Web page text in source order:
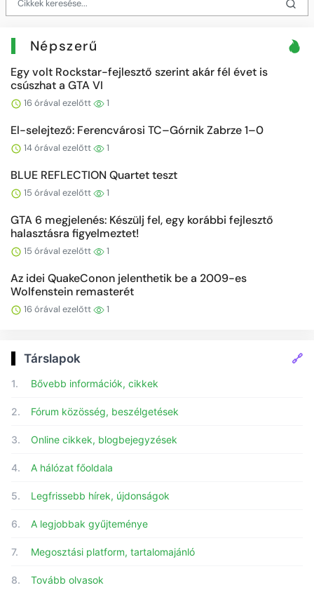
Népszerű
Egy volt Rockstar-fejlesztő szerint akár fél évet is
csúszhat a GTA VI
16 órával ezelőtt 1
El-selejtező: Ferencvárosi TC–Górnik Zabrze 1–0
14 órával ezelőtt 1
BLUE REFLECTION Quartet teszt
15 órával ezelőtt 1
GTA 6 megjelenés: Készülj fel, egy korábbi fejlesztő
halasztásra figyelmeztet!
15 órával ezelőtt 1
Az idei QuakeConon jelenthetik be a 2009-es
Wolfenstein remasterét
16 órával ezelőtt 1
Társlapok 🔗
1. Bővebb információk, cikkek
2. Fórum közösség, beszélgetések
3. Online cikkek, blogbejegyzések
4. A hálózat főoldala
5. Legfrissebb hírek, újdonságok
6. A legjobbak gyűjteménye
7. Megosztási platform, tartalomajánló
8. Tovább olvasok